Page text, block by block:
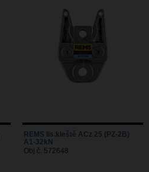
REMS lis.kleště ACz 25 (PZ-2B)
A1-32kN
Obj.č. 572648